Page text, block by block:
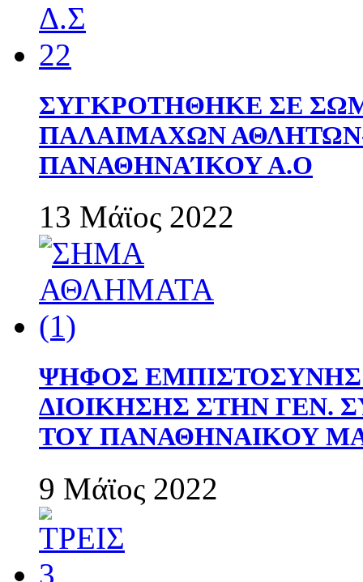
ΣΥΓΚΡΟΤΗΘΗΚΕ ΣΕ
ΠΑΛΑΙΜΑΧΩΝ
ΠΑΝΑΘΗΝΑΊΚΟΥ Α.Ο
13 Μάϊος 2022
ΨΗΦΟΣ
ΔΙΟΙΚΗΣΗΣ ΣΤΗΝ ΓΕΝ.
ΤΟΥ ΠΑΝΑΘΗΝΑΙΚΟΥ
9 Μάϊος 2022